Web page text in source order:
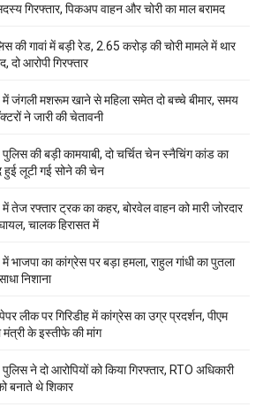
गिरफ्तार, पिकअप वाहन और चोरी का माल बरामद
की गावां में बड़ी रेड, 2.65 करोड़ की चोरी मामले में थार
दो आरोपी गिरफ्तार
जंगली मशरूम खाने से महिला समेत दो बच्चे बीमार, समय
ने जारी की चेतावनी
की बड़ी कामयाबी, दो चर्चित चेन स्नैचिंग कांड का
हुई लूटी गई सोने की चेन
तेज रफ्तार ट्रक का कहर, बोरवेल वाहन को मारी जोरदार
चालक हिरासत में
भाजपा का कांग्रेस पर बड़ा हमला, राहुल गांधी का पुतला
निशाना
लीक पर गिरिडीह में कांग्रेस का उग्र प्रदर्शन, पीएम
मंत्री के इस्तीफे की मांग
ने दो आरोपियों को किया गिरफ्तार, RTO अधिकारी
बनाते थे शिकार